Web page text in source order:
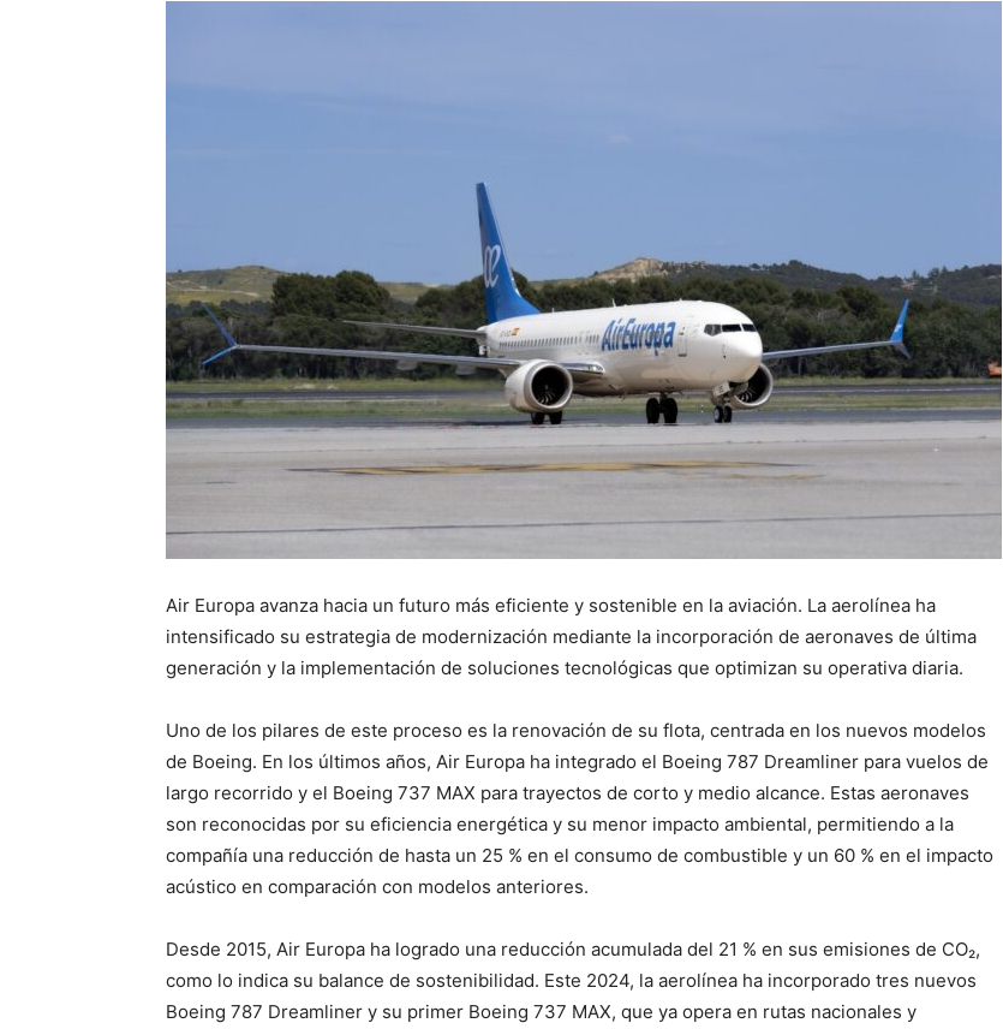
Air Europa avanza hacia un futuro más eficiente y sostenible en la aviación. La aerolínea ha
intensificado su estrategia de modernización mediante la incorporación de aeronaves de última
generación y la implementación de soluciones tecnológicas que optimizan su operativa diaria.
Uno de los pilares de este proceso es la renovación de su flota, centrada en los nuevos modelos
de Boeing. En los últimos años, Air Europa ha integrado el Boeing 787 Dreamliner para vuelos de
largo recorrido y el Boeing 737 MAX para trayectos de corto y medio alcance. Estas aeronaves
son reconocidas por su eficiencia energética y su menor impacto ambiental, permitiendo a la
compañía una reducción de hasta un 25 % en el consumo de combustible y un 60 % en el impacto
acústico en comparación con modelos anteriores.
Desde 2015, Air Europa ha logrado una reducción acumulada del 21 % en sus emisiones de CO₂,
como lo indica su balance de sostenibilidad. Este 2024, la aerolínea ha incorporado tres nuevos
Boeing 787 Dreamliner y su primer Boeing 737 MAX, que ya opera en rutas nacionales y